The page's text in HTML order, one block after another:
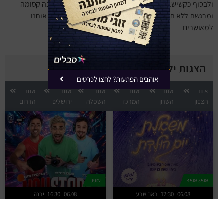
ולבסוף כקשיש. בכל פעם העץ מציע לו מתנות אחרות. נתינה קסומה
ומרגשת ללא תנאי של עץ לילד והדברים הקטנים שהופכים אותנו
למאושרים.
הצגות ילדים לפי אזור
אזור
הצפון
אזור
השרון
אזור
המרכז
אזור
השפלה
אזור
ירושלים
אזור
הדרום
55₪
באר שבע 12:30 06.08
99₪
יבנה 16:30 06.08
אוהבים הפתעות? לחצו לפרטים